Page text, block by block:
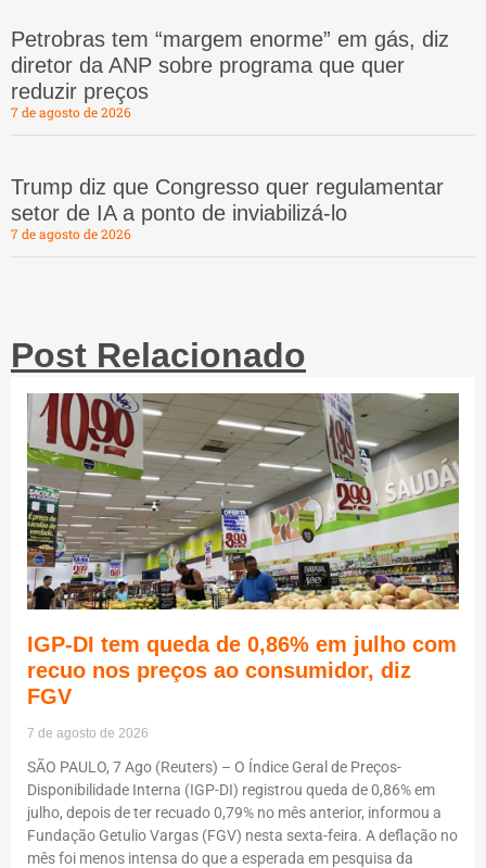
Petrobras tem “margem enorme” em gás, diz
diretor da ANP sobre programa que quer
reduzir preços
7 de agosto de 2026
Trump diz que Congresso quer regulamentar
setor de IA a ponto de inviabilizá-lo
7 de agosto de 2026
Post Relacionado
IGP-DI tem queda de 0,86% em julho com
recuo nos preços ao consumidor, diz
FGV
7 de agosto de 2026
SÃO PAULO, 7 Ago (Reuters) – O Índice Geral de Preços-
Disponibilidade Interna (IGP-DI) registrou queda de 0,86% em
julho, depois de ter recuado 0,79% no mês anterior, informou a
Fundação Getulio Vargas (FGV) nesta sexta-feira. A deflação no
mês foi menos intensa do que a esperada em pesquisa da